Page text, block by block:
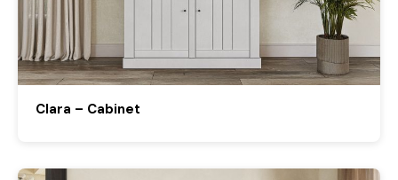
Clara – Cabinet